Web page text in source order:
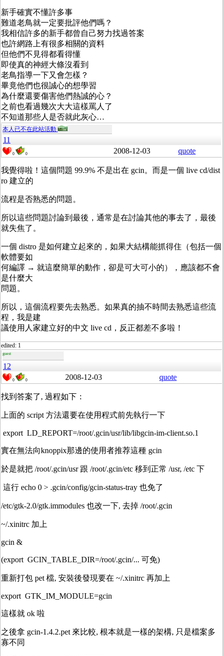
新手確實不懂許多事
難道老鳥就一定要批評他們嗎？
我相信許多的新手都曾自己努力找過答案
也許網路上有很多相關的資料
但他們不見得都看得懂
即使真的神經大條沒看到
老鳥指導一下又會怎樣？
畢竟他們也很誠心的想學習
為什麼還要傷害他們熱誠的心？
之前也看過幾次大大這樣罵人了
不知道那些人是否就此灰心…
本人已不在此站活動
11
0 0 2008-12-03 quote
我覺得啦！這個問題 99.9% 不是出在 gcin。而是一個 live cd/dist
ro 建立的
流程是否熟悉的問題。
所以這些問題討論到最後，通常是在討論其他的事去了，最後
就失焦了。
一個 distro 是如何建立起來的，如果大結構能抓得住（包括一個
軟體要如
何編譯 → 就這麼簡單的動作，卻是可大可小的），應該都不會
是什麼大
問題。
所以，這個流程要先去熟悉。如果真的抽不時間去熟悉這些流
程，我是建
議使用人家建立好的中文 live cd，反正都差不多啦！
edited: 1
guest
12
0 0 2008-12-03 quote
找到答案了, 過程如下：
上面的 script 方法還要在使用程式前先執行一下
export LD_REPORT=/root/.gcin/usr/lib/libgcin-im-client.so.1
實在無法向knoppix那邊的使用者推荐這種 gcin
於是就把 /root/.gcin/usr 跟 /root/.gcin/etc 移到正常 /usr, /etc 下
這行 echo 0 > .gcin/config/gcin-status-tray 也免了
/etc/gtk-2.0/gtk.immodules 也改一下, 去掉 /root/.gcin
~/.xinitrc 加上
gcin &
(export GCIN_TABLE_DIR=/root/.gcin/... 可免)
重新打包 pet 檔, 安裝後發現要在 ~/.xinitrc 再加上
export GTK_IM_MODULE=gcin
這樣就 ok 啦
之後拿 gcin-1.4.2.pet 來比較, 根本就是一樣的架構, 只是檔案多
寡不同